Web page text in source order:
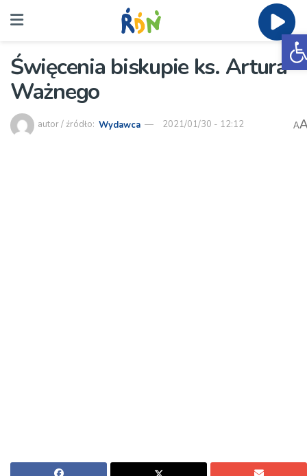
Święcenia biskupie ks. Artura
Ważnego
autor / źródło: Wydawca 2021/01/30 - 12:12 A